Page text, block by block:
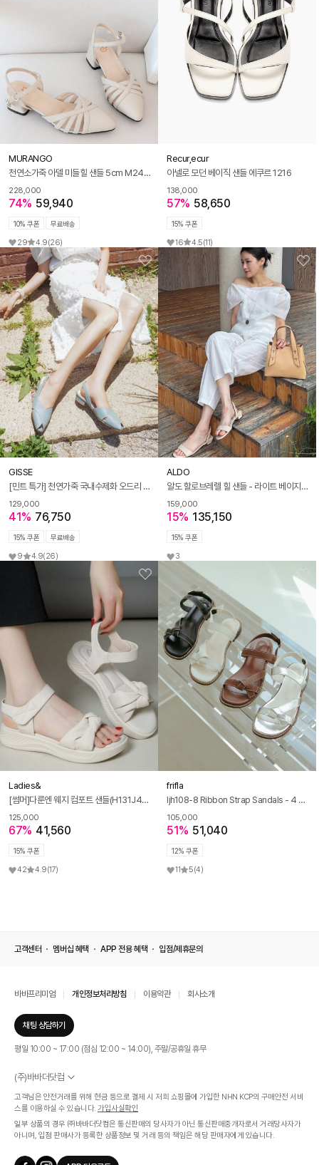
MURANGO
천연소가죽 아델 미들힐 샌들 5cm M24M01L
228,000
74% 59,940
10% 쿠폰 무료배송
29 4.9(26)
Recur,ecur
아넬로 모던 베이직 샌들 에쿠르 1216
138,000
57% 58,650
15% 쿠폰
16 4.5(11)
GISSE
[민트 특가] 천연가죽 국내수제화 오드리 슬링백 GIS-44219
129,000
41% 76,750
15% 쿠폰 무료배송
9 4.9(26)
ALDO
알도 할로브레렐 힐 샌들 - 라이트 베이지 ADE1D021FZ276
159,000
15% 135,150
15% 쿠폰
3
Ladies&
[썸머]다룬엔 웨지 컴포트 샌들(H131J493)
125,000
67% 41,560
15% 쿠폰
42 4.9(17)
frifla
ljh108-8 Ribbon Strap Sandals - 4 Colors
105,000
51% 51,040
12% 쿠폰
11 5(4)
고객센터 멤버십 혜택 APP 전용 혜택 입점/제휴문의
바바프리미엄 개인정보처리방침 이용약관 회사소개
채팅 상담하기
평일 10:00 ~ 17:00 (점심 12:00 ~ 14:00), 주말/공휴일 휴무
(주)바바더닷컴
서울특별시 서초구 신반포로 339, 논현빌딩 (대표이사 : 문인식)
사업자 등록번호 569-86-01308
통신판매업신고번호 제 2019 - 서울 서초 - 1268호
개인정보관리책임자 : 김효영
인증범위 온라인 쇼핑몰 서비스(바바더닷컴)
고객님은 안전거래를 위해 현금 등으로 결제 시 저희 쇼핑몰에 가입한 NHN KCP의 구매안전 서비
스를 이용하실 수 있습니다. 가입사실확인
일부 상품의 경우 ㈜바바더닷컴은 통신판매의 당사자가 아닌 통신판매중개자로서 거래당사자가
아니며, 입점 판매사가 등록한 상품정보 및 거래 등의 책임은 해당 판매자에게 있습니다.